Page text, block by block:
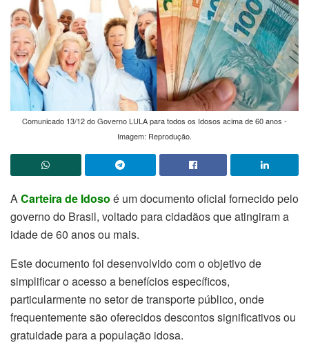
Comunicado 13/12 do Governo LULA para todos os Idosos acima de 60 anos -
Imagem: Reprodução.
ACarteira de Idoso é um documento oficial fornecido pelo
governo do Brasil, voltado para cidadãos que atingiram a
idade de 60 anos ou mais.
Este documento foi desenvolvido com o objetivo de
simplificar o acesso a benefícios específicos,
particularmente no setor de transporte público, onde
frequentemente são oferecidos descontos significativos ou
gratuidade para a população idosa.